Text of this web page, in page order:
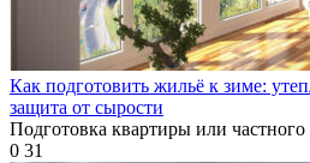
Как подготовить жильё к зиме:
защита от сырости
Подготовка квартиры или
0 31